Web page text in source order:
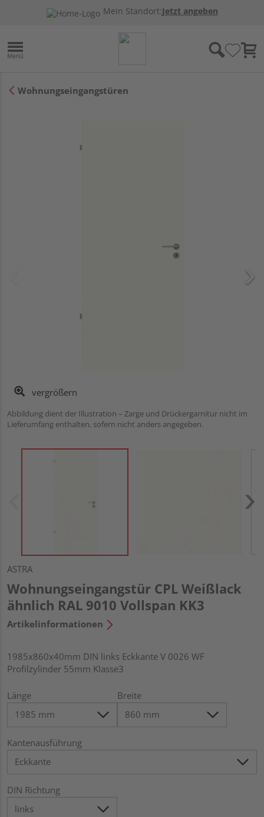
Mein Standort:Jetzt angeben
Wohnungseingangstüren
vergrößern
Abbildung dient der Illustration – Zarge und Drückergarnitur nicht im
Lieferumfang enthalten, sofern nicht anders angegeben.
ASTRA
Wohnungseingangstür CPL Weißlack
ähnlich RAL 9010 Vollspan KK3
Artikelinformationen
1985x860x40mm DIN links Eckkante V 0026 WF
Profilzylinder 55mm Klasse3
Länge Breite
Kantenausführung
DIN Richtung